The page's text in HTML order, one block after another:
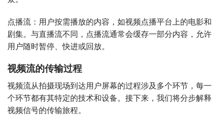
点播流：用户按需播放的内容，如视频点播平台上的电影和
剧集。与直播流不同，点播流通常会缓存一部分内容，允许
用户随时暂停、快进或回放。
视频流的传输过程
视频流从拍摄现场到达用户屏幕的过程涉及多个环节，每一
个环节都有其特定的技术和设备。接下来，我们将分步解释
视频信号的传输旅程。